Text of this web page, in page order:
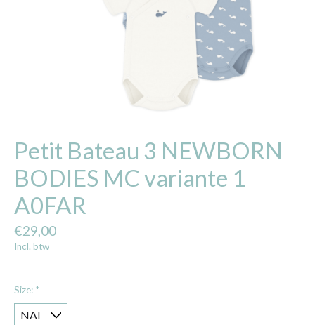
Petit Bateau 3 NEWBORN
BODIES MC variante 1
A0FAR
€29,00
Incl. btw
Size: *